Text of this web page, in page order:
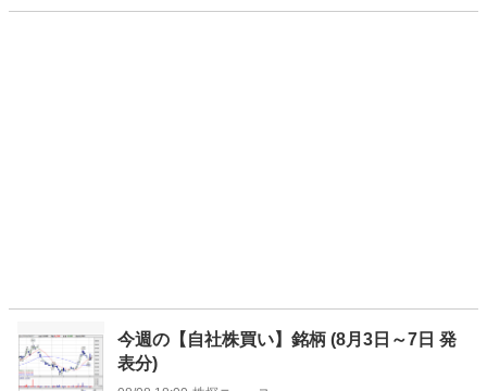
今週の【自社株買い】銘柄 (8月3日～7日 発
表分)